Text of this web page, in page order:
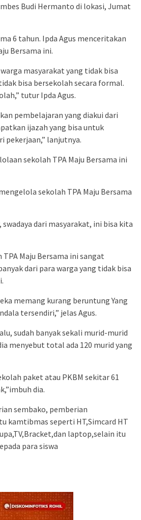
Budi Hermanto di lokasi, Jumat
6 tahun. Ipda Agus menceritakan
Bersama ini.
masyarakat yang tidak bisa
bisa bersekolah secara formal.
tutur Ipda Agus.
pembelajaran yang diakui dari
ijazah yang bisa untuk
pekerjaan,” lanjutnya.
sekolah TPA Maju Bersama ini
sekolah TPA Maju Bersama
dari masyarakat, ini bisa kita
Maju Bersama ini sangat
dari para warga yang tidak bisa
memang kurang beruntung Yang
tersendiri,” jelas Agus.
sudah banyak sekali murid-murid
menyebut total ada 120 murid yang
paket atau PKBM sekitar 61
dia.
sembako, pemberian
kamtibmas seperti HT,Simcard HT
laptop,selain itu
para siswa